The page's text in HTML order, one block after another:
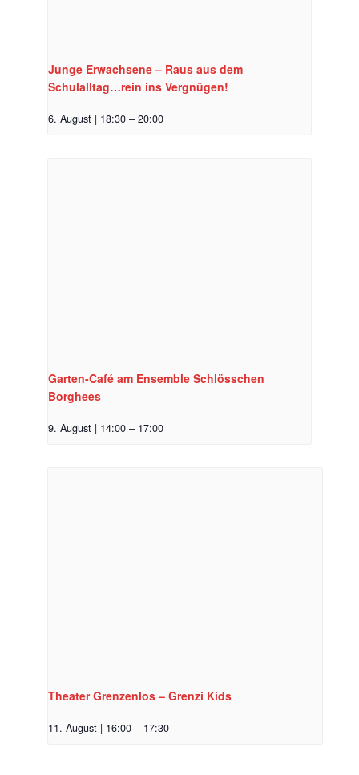
Junge Erwachsene – Raus aus dem
Schulalltag…rein ins Vergnügen!
6. August | 18:30 – 20:00
Garten-Café am Ensemble Schlösschen
Borghees
9. August | 14:00 – 17:00
Theater Grenzenlos – Grenzi Kids
11. August | 16:00 – 17:30